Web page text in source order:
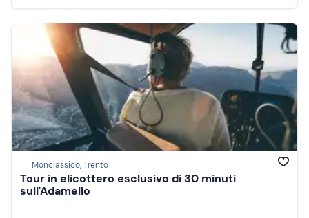
Monclassico, Trento
Tour in elicottero esclusivo di 30 minuti
sull'Adamello